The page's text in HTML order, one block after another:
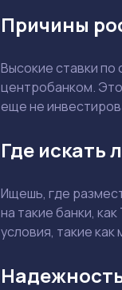
Причины
Высокие ставки
центробанком.
еще не
Где искать
Ищешь, где
на такие банки, как
условия, такие